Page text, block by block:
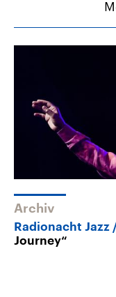
Archiv
Radionacht Jazz
Journey“